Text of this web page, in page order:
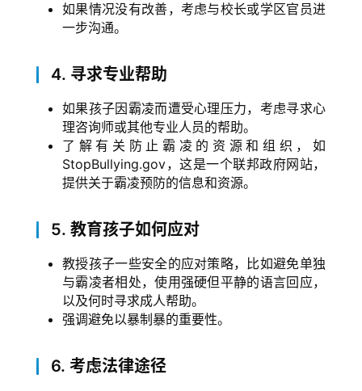
如果情况没有改善，考虑与校长或学区官员进
一步沟通。
4. 寻求专业帮助
如果孩子因霸凌而遭受心理压力，考虑寻求心
理咨询师或其他专业人员的帮助。
了解有关防止霸凌的资源和组织，如
StopBullying.gov，这是一个联邦政府网站，
提供关于霸凌预防的信息和资源。
5. 教育孩子如何应对
教授孩子一些安全的应对策略，比如避免单独
与霸凌者相处，使用强硬但平静的语言回应，
以及何时寻求成人帮助。
强调避免以暴制暴的重要性。
6. 考虑法律途径